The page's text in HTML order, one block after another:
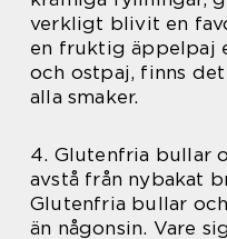
verkligt blivit en
en fruktig äppelpaj
och ostpaj, finns
alla smaker.
4. Glutenfria bullar
avstå från nybakat
Glutenfria bullar
än någonsin. Vare